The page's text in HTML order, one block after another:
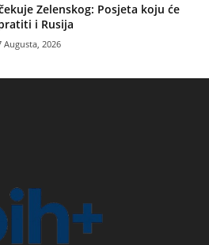
Zelenskog: Posjeta koju će
i Rusija
Augusta, 2026